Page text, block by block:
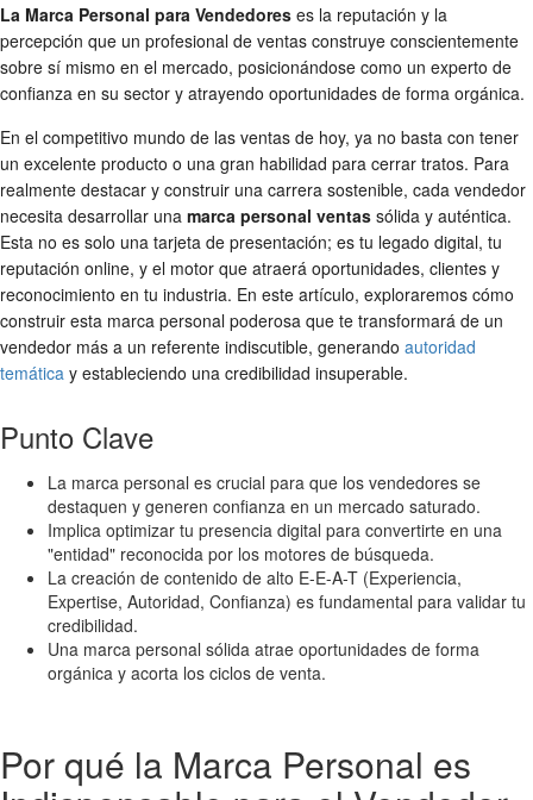
La Marca Personal para Vendedores es la reputación y la
percepción que un profesional de ventas construye conscientemente
sobre sí mismo en el mercado, posicionándose como un experto de
confianza en su sector y atrayendo oportunidades de forma orgánica.
En el competitivo mundo de las ventas de hoy, ya no basta con tener
un excelente producto o una gran habilidad para cerrar tratos. Para
realmente destacar y construir una carrera sostenible, cada vendedor
necesita desarrollar una marca personal ventas sólida y auténtica.
Esta no es solo una tarjeta de presentación; es tu legado digital, tu
reputación online, y el motor que atraerá oportunidades, clientes y
reconocimiento en tu industria. En este artículo, exploraremos cómo
construir esta marca personal poderosa que te transformará de un
vendedor más a un referente indiscutible, generando autoridad
temática y estableciendo una credibilidad insuperable.
Punto Clave
La marca personal es crucial para que los vendedores se
destaquen y generen confianza en un mercado saturado.
Implica optimizar tu presencia digital para convertirte en una
"entidad" reconocida por los motores de búsqueda.
La creación de contenido de alto E-E-A-T (Experiencia,
Expertise, Autoridad, Confianza) es fundamental para validar tu
credibilidad.
Una marca personal sólida atrae oportunidades de forma
orgánica y acorta los ciclos de venta.
Por qué la Marca Personal es